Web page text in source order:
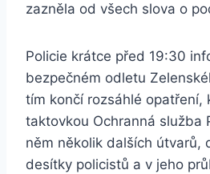
zazněla od všech slova o
Policie krátce před 19:30
bezpečném odletu
tím končí rozsáhlé opatření,
taktovkou Ochranná služba
něm několik dalších útvarů,
desítky policistů a v jeho